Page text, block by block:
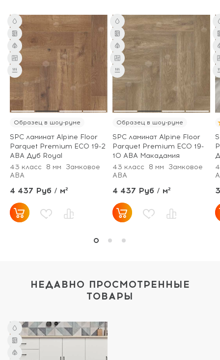
Образец в шоу-руме
SPC ламинат Alpine Floor
Parquet Premium ECO 19-2
ABA Дуб Royal
43 класс
8 мм
Замковое
ABA
4 437 Руб / м²
Образец в шоу-руме
SPC ламинат Alpine Floor
Parquet Premium ECO 19-
10 ABA Макадамия
43 класс
8 мм
Замковое
ABA
4 437 Руб / м²
НЕДАВНО ПРОСМОТРЕННЫЕ
ТОВАРЫ